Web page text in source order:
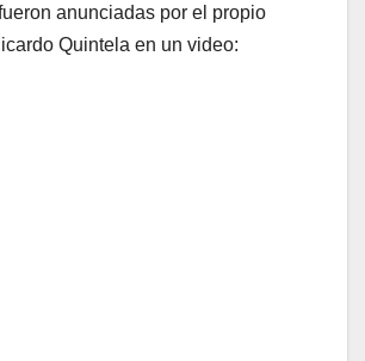
anunciadas por el propio
Quintela en un video: